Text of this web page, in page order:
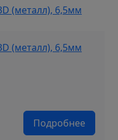
(металл), 6,5мм
Подробнее